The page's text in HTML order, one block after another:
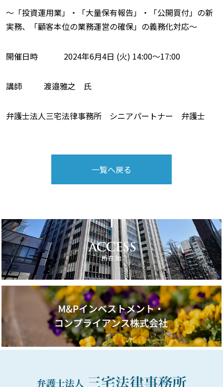
〜「投資運用業」・「大量保有報告」・「公開買付」の新
実務、「顧客本位の業務運営の確保」の義務化対応〜
開催日時 2024年6月4日 (火) 14:00〜17:00
講師 渡邉雅之 氏
弁護士法人三宅法律事務所 シニアパートナー 弁護士
一覧へ戻る